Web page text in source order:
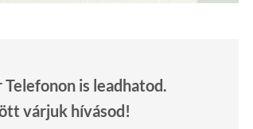
is leadhatod.
várjuk hívásod!